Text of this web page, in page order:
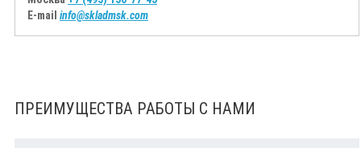
E-mail info@skladmsk.com
ПРЕИМУЩЕСТВА РАБОТЫ С НАМИ